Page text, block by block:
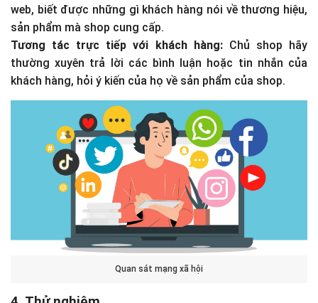
web, biết được những gì khách hàng nói về thương hiệu,
sản phẩm mà shop cung cấp.
Tương tác trực tiếp với khách hàng:Chủ shop hãy
thường xuyên trả lời các bình luận hoặc tin nhắn của
khách hàng, hỏi ý kiến của họ về sản phẩm của shop.
Quan sát mạng xã hội